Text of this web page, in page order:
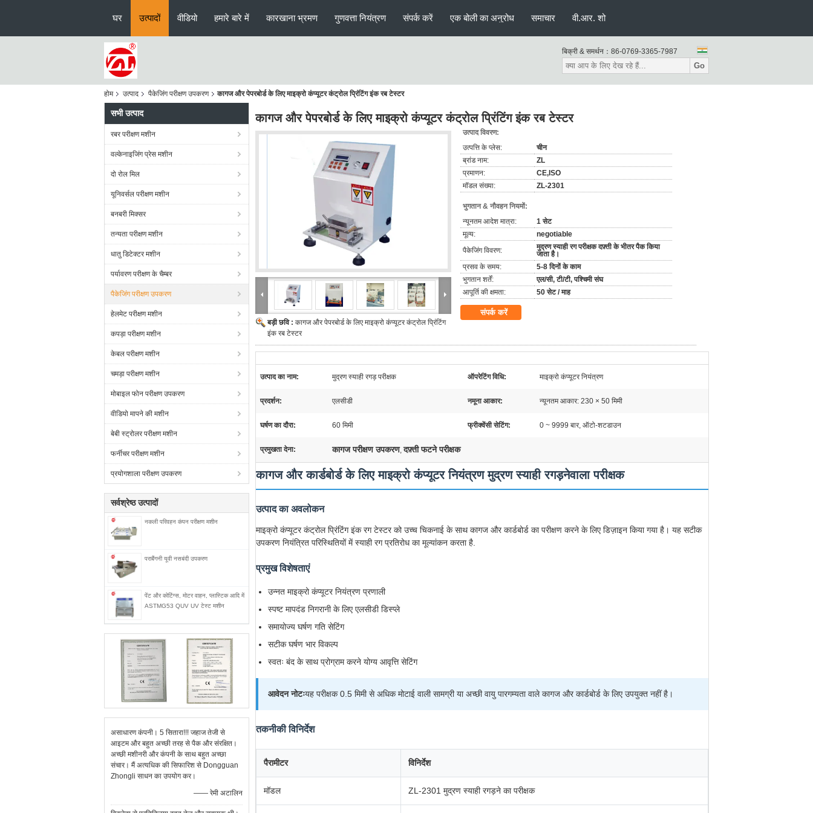
घर उत्पादों वीडियो हमारे बारे में कारखाना भ्रमण गुणवत्ता नियंत्रण संपर्क करें एक बोली का अनुरोध समाचार वी.आर. शो
बिक्री & समर्थन： 86-0769-3365-7987
Go
होम उत्पाद पैकेजिंग परीक्षण उपकरण कागज और पेपरबोर्ड के लिए माइक्रो कंप्यूटर कंट्रोल प्रिंटिंग इंक रब टेस्टर
सभी उत्पाद
रबर परीक्षण मशीन
वल्केनाइजिंग प्रेस मशीन
दो रोल मिल
यूनिवर्सल परीक्षण मशीन
बनबरी मिक्सर
तन्यता परीक्षण मशीन
धातु डिटेक्टर मशीन
पर्यावरण परीक्षण के चैम्बर
पैकेजिंग परीक्षण उपकरण
हेलमेट परीक्षण मशीन
कपड़ा परीक्षण मशीन
केबल परीक्षण मशीन
चमड़ा परीक्षण मशीन
मोबाइल फोन परीक्षण उपकरण
वीडियो मापने की मशीन
बेबी स्ट्रोलर परीक्षण मशीन
फर्नीचर परीक्षण मशीन
प्रयोगशाला परीक्षण उपकरण
सर्वश्रेष्ठ उत्पादों
नकली परिवहन कंपन परीक्षण मशीन
पराबैंगनी यूवी नसबंदी उपकरण
पेंट और कोटिंग्स, मोटर वाहन, प्लास्टिक आदि में
ASTMG53 QUV UV टेस्ट मशीन
असाधारण कंपनी। 5 सितारा!!! जहाज तेजी से
आइटम और बहुत अच्छी तरह से पैक और संरक्षित।
अच्छी मशीनरी और कंपनी के साथ बहुत अच्छा
संचार। मैं अत्यधिक की सिफारिश से Dongguan
Zhongli साधन का उपयोग कर।
—— रेमी अटालिन
कागज और पेपरबोर्ड के लिए माइक्रो कंप्यूटर कंट्रोल प्रिंटिंग इंक रब टेस्टर
बड़ी छवि : कागज और पेपरबोर्ड के लिए माइक्रो कंप्यूटर कंट्रोल प्रिंटिंग
इंक रब टेस्टर
उत्पाद विवरण:
उत्पत्ति के प्लेस:
चीन
ब्रांड नाम:
ZL
प्रमाणन:
CE,ISO
मॉडल संख्या:
ZL-2301
भुगतान & नौवहन नियमों:
न्यूनतम आदेश मात्रा:
1 सेट
मूल्य:
negotiable
पैकेजिंग विवरण:
मुद्रण स्याही रग परीक्षक दफ़्ती के भीतर पैक किया
जाता है।
प्रसव के समय:
5-8 दिनों के काम
भुगतान शर्तें:
एल/सी, टी/टी, पश्चिमी संघ
आपूर्ति की क्षमता:
50 सेट / माह
संपर्क करें
उत्पाद का नाम: मुद्रण स्याही रगड़ परीक्षक ऑपरेटिंग विधि: माइक्रो कंप्यूटर नियंत्रण
प्रदर्शन: एलसीडी नमूना आकार: न्यूनतम आकार: 230 × 50 मिमी
घर्षण का दौरा: 60 मिमी फ्रीक्वेंसी सेटिंग: 0 ~ 9999 बार, ऑटो-शटडाउन
प्रमुखता देना: कागज परीक्षण उपकरण,दफ़्ती फटने परीक्षक
कागज और कार्डबोर्ड के लिए माइक्रो कंप्यूटर नियंत्रण मुद्रण स्याही रगड़नेवाला परीक्षक
उत्पाद का अवलोकन
माइक्रो कंप्यूटर कंट्रोल प्रिंटिंग इंक रग टेस्टर को उच्च चिकनाई के साथ कागज और कार्डबोर्ड का परीक्षण करने के लिए डिज़ाइन किया गया है। यह सटीक
उपकरण नियंत्रित परिस्थितियों में स्याही रग प्रतिरोध का मूल्यांकन करता है.
प्रमुख विशेषताएं
उन्नत माइक्रो कंप्यूटर नियंत्रण प्रणाली
स्पष्ट मापदंड निगरानी के लिए एलसीडी डिस्प्ले
समायोज्य घर्षण गति सेटिंग
सटीक घर्षण भार विकल्प
स्वतः बंद के साथ प्रोग्राम करने योग्य आवृत्ति सेटिंग
आवेदन नोटःयह परीक्षक 0.5 मिमी से अधिक मोटाई वाली सामग्री या अच्छी वायु पारगम्यता वाले कागज और कार्डबोर्ड के लिए उपयुक्त नहीं है।
तकनीकी विनिर्देश
पैरामीटर विनिर्देश
मॉडल ZL-2301 मुद्रण स्याही रगड़ने का परीक्षक